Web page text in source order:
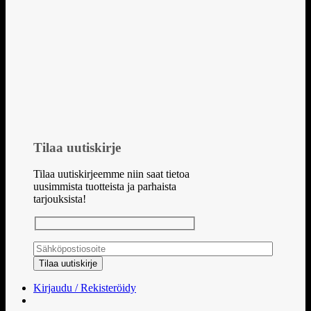
Tilaa uutiskirje
Tilaa uutiskirjeemme niin saat tietoa
uusimmista tuotteista ja parhaista
tarjouksista!
Kirjaudu / Rekisteröidy